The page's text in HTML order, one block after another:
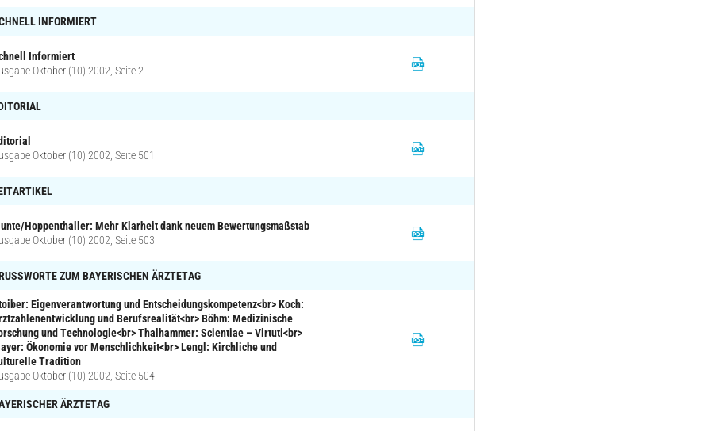
INFORMIERT
Informiert
Oktober (10) 2002, Seite 2
Oktober (10) 2002, Seite 501
Hoppenthaller: Mehr Klarheit dank neuem Bewertungsmaßstab
Oktober (10) 2002, Seite 503
ZUM BAYERISCHEN ÄRZTETAG
Eigenverantwortung und Entscheidungskompetenz<br> Koch:
und Berufsrealität<br> Böhm: Medizinische
und Technologie<br> Thalhammer: Scientiae – Virtuti<br>
Ökonomie vor Menschlichkeit<br> Lengl: Kirchliche und
Tradition
Oktober (10) 2002, Seite 504
ÄRZTETAG